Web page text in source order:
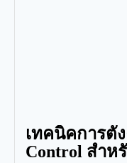
เทคนิคการตั้
Control สำห